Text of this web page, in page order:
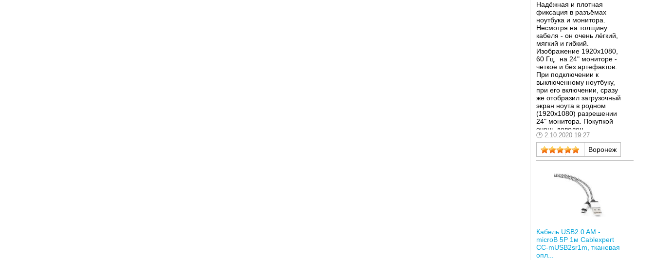
Надёжная и плотная
фиксация в разъёмах
ноутбука и монитора.
Несмотря на толщину
кабеля - он очень лёгкий,
мягкий и гибкий.
Изображение 1920х1080,
60 Гц, на 24" мониторе -
четкое и без артефактов.
При подключении к
выключенному ноутбуку,
при его включении, сразу
же отобразил загрузочный
экран ноута в родном
(1920х1080) разрешении
24" монитора. Покупкой
очень доволен.
Рекомендую.
2.10.2020 19:27
Воронеж
Кабель USB2.0 AM -
microB 5P 1м Cablexpert
CC-mUSB2sr1m, тканевая
опл...